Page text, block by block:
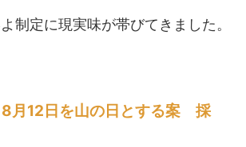
制定に現実味が帯びてきました。
12日を山の日とする案 採